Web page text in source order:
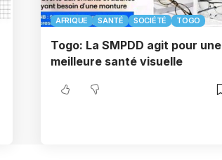
AFRIQUE SANTÉ SOCIÉTÉ TOGO
Togo: La SMPDD agit pour une
meilleure santé visuelle